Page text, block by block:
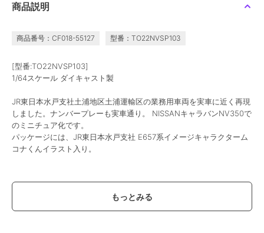
商品説明
商品番号：CF018-55127 型番：TO22NVSP103
[型番:TO22NVSP103]
1/64スケール ダイキャスト製
JR東日本水戸支社土浦地区土浦運輸区の業務用車両を実車に近く再現
しました。ナンバープレーも実車通り。 NISSANキャラバンNV350で
のミニチュア化です。
パッケージには、JR東日本水戸支社 E657系イメージキャラクターム
コナくんイラスト入り。